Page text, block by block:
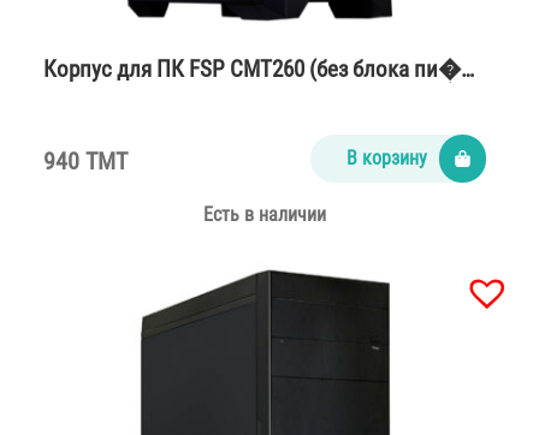
Корпус для ПК FSP CMT260 (без блока пи�…
940 TMT В корзину
Есть в наличии